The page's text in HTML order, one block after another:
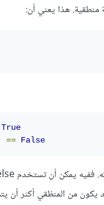
True
== False